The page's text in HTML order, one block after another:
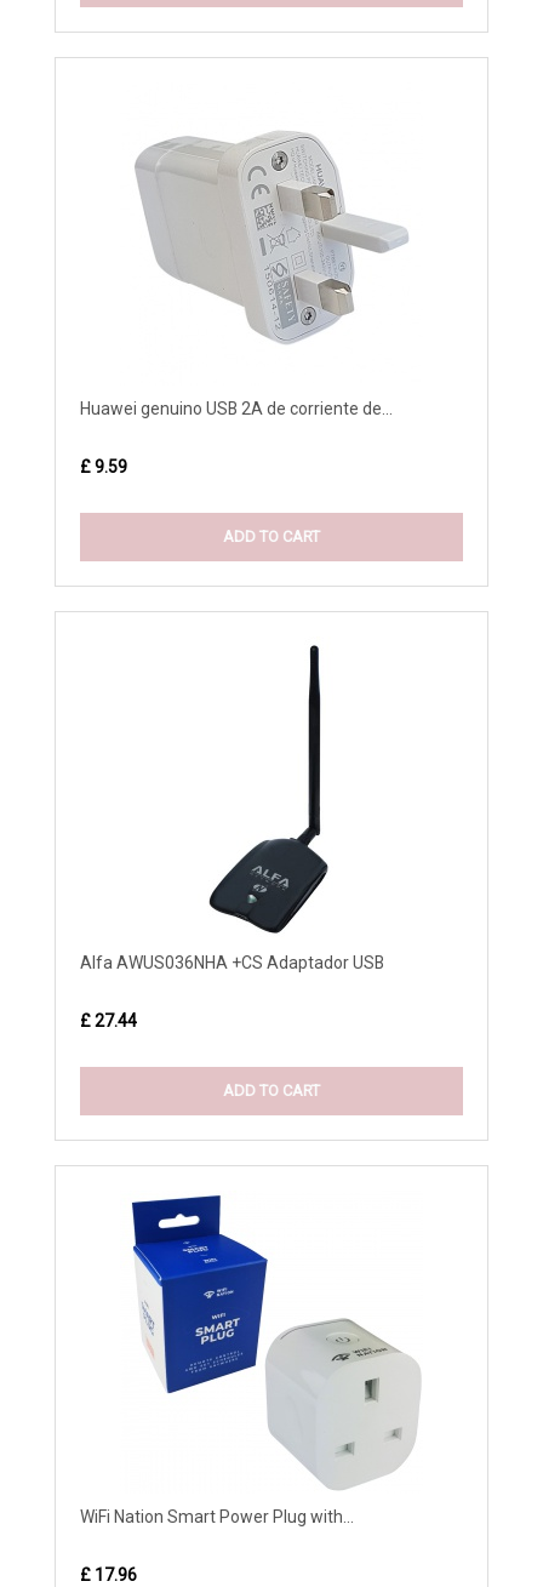
Huawei genuino USB 2A de corriente de...
£ 9.59
ADD TO CART
Alfa AWUS036NHA +CS Adaptador USB
£ 27.44
ADD TO CART
WiFi Nation Smart Power Plug with...
£ 17.96